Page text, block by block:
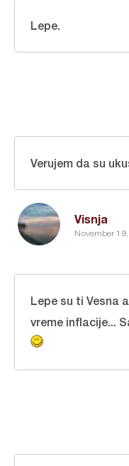
Lepe.
Visnja
November
Verujem da su
Lepe su ti Vesna
vreme inflacije...